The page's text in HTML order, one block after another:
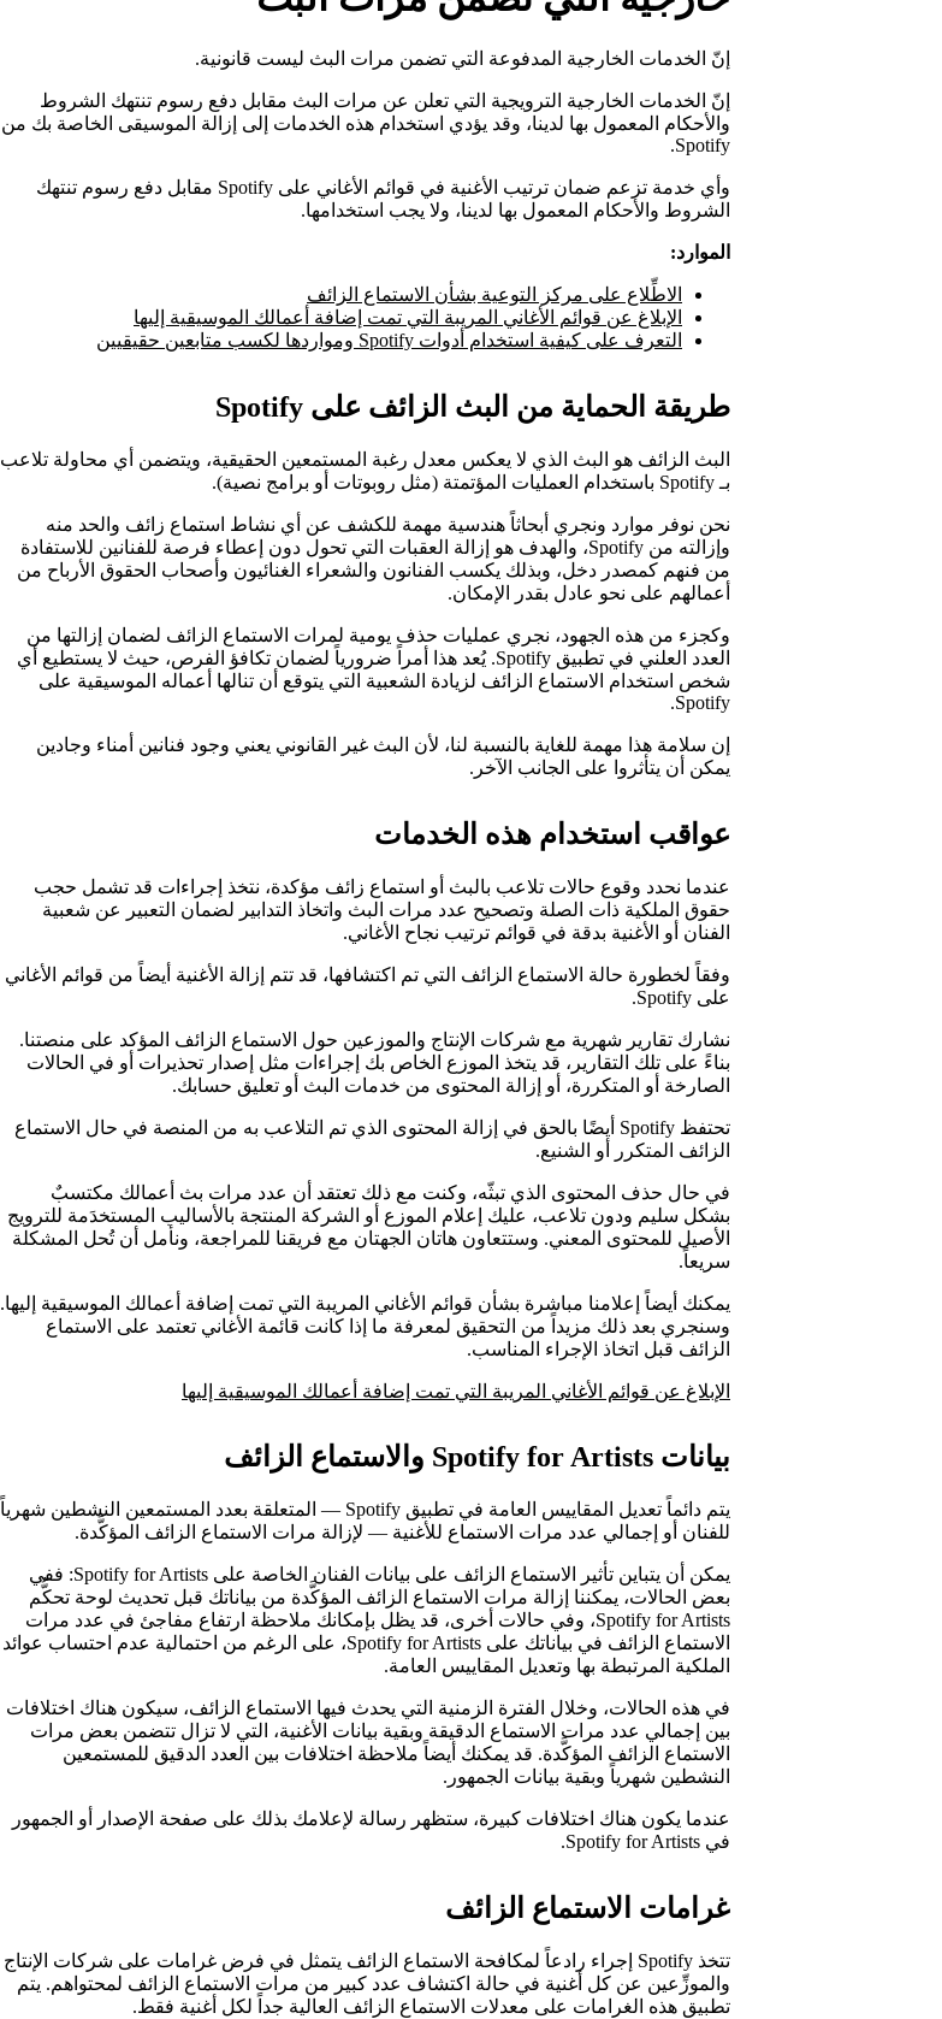
إنّ الخدمات الخارجية المدفوعة التي تضمن مرات البث ليست قانونية.
إنّ الخدمات الخارجية الترويجية التي تعلن عن مرات البث مقابل دفع رسوم تنتهك الشروط
والأحكام المعمول بها لدينا، وقد يؤدي استخدام هذه الخدمات إلى إزالة الموسيقى الخاصة بك من
Spotify.
وأي خدمة تزعم ضمان ترتيب الأغنية في قوائم الأغاني على Spotify مقابل دفع رسوم تنتهك
الشروط والأحكام المعمول بها لدينا، ولا يجب استخدامها.
الموارد:
الاطِّلاع على مركز التوعية بشأن الاستماع الزائف
الإبلاغ عن قوائم الأغاني المريبة التي تمت إضافة أعمالك الموسيقية إليها
التعرف على كيفية استخدام أدوات Spotify ومواردها لكسب متابعين حقيقيين
طريقة الحماية من البث الزائف على Spotify
البث الزائف هو البث الذي لا يعكس معدل رغبة المستمعين الحقيقية، ويتضمن أي محاولة تلاعب
بـ Spotify باستخدام العمليات المؤتمتة (مثل روبوتات أو برامج نصية).
نحن نوفر موارد ونجري أبحاثاً هندسية مهمة للكشف عن أي نشاط استماع زائف والحد منه
وإزالته من Spotify، والهدف هو إزالة العقبات التي تحول دون إعطاء فرصة للفنانين للاستفادة
من فنهم كمصدر دخل، وبذلك يكسب الفنانون والشعراء الغنائيون وأصحاب الحقوق الأرباح من
أعمالهم على نحو عادل بقدر الإمكان.
وكجزء من هذه الجهود، نجري عمليات حذف يومية لمرات الاستماع الزائف لضمان إزالتها من
العدد العلني في تطبيق Spotify. يُعد هذا أمراً ضرورياً لضمان تكافؤ الفرص، حيث لا يستطيع أي
شخص استخدام الاستماع الزائف لزيادة الشعبية التي يتوقع أن تنالها أعماله الموسيقية على
Spotify.
إن سلامة هذا مهمة للغاية بالنسبة لنا، لأن البث غير القانوني يعني وجود فنانين أمناء وجادين
يمكن أن يتأثروا على الجانب الآخر.
عواقب استخدام هذه الخدمات
عندما نحدد وقوع حالات تلاعب بالبث أو استماع زائف مؤكدة، نتخذ إجراءات قد تشمل حجب
حقوق الملكية ذات الصلة وتصحيح عدد مرات البث واتخاذ التدابير لضمان التعبير عن شعبية
الفنان أو الأغنية بدقة في قوائم ترتيب نجاح الأغاني.
وفقاً لخطورة حالة الاستماع الزائف التي تم اكتشافها، قد تتم إزالة الأغنية أيضاً من قوائم الأغاني
على Spotify.
نشارك تقارير شهرية مع شركات الإنتاج والموزعين حول الاستماع الزائف المؤكد على منصتنا.
بناءً على تلك التقارير، قد يتخذ الموزع الخاص بك إجراءات مثل إصدار تحذيرات أو في الحالات
الصارخة أو المتكررة، أو إزالة المحتوى من خدمات البث أو تعليق حسابك.
تحتفظ Spotify أيضًا بالحق في إزالة المحتوى الذي تم التلاعب به من المنصة في حال الاستماع
الزائف المتكرر أو الشنيع.
في حال حذف المحتوى الذي تبثّه، وكنت مع ذلك تعتقد أن عدد مرات بث أعمالك مكتسبٌ
بشكل سليم ودون تلاعب، عليك إعلام الموزع أو الشركة المنتجة بالأساليب المستخدَمة للترويج
الأصيل للمحتوى المعني. وستتعاون هاتان الجهتان مع فريقنا للمراجعة، ونأمل أن تُحل المشكلة
سريعاً.
يمكنك أيضاً إعلامنا مباشرة بشأن قوائم الأغاني المريبة التي تمت إضافة أعمالك الموسيقية إليها.
وسنجري بعد ذلك مزيداً من التحقيق لمعرفة ما إذا كانت قائمة الأغاني تعتمد على الاستماع
الزائف قبل اتخاذ الإجراء المناسب.
الإبلاغ عن قوائم الأغاني المريبة التي تمت إضافة أعمالك الموسيقية إليها
بيانات Spotify for Artists والاستماع الزائف
يتم دائماً تعديل المقاييس العامة في تطبيق Spotify — المتعلقة بعدد المستمعين النشطين شهرياً
للفنان أو إجمالي عدد مرات الاستماع للأغنية — لإزالة مرات الاستماع الزائف المؤكَّدة.
يمكن أن يتباين تأثير الاستماع الزائف على بيانات الفنان الخاصة على Spotify for Artists: ففي
بعض الحالات، يمكننا إزالة مرات الاستماع الزائف المؤكَّدة من بياناتك قبل تحديث لوحة تحكُّم
Spotify for Artists، وفي حالات أخرى، قد يظل بإمكانك ملاحظة ارتفاع مفاجئ في عدد مرات
الاستماع الزائف في بياناتك على Spotify for Artists، على الرغم من احتمالية عدم احتساب عوائد
الملكية المرتبطة بها وتعديل المقاييس العامة.
في هذه الحالات، وخلال الفترة الزمنية التي يحدث فيها الاستماع الزائف، سيكون هناك اختلافات
بين إجمالي عدد مرات الاستماع الدقيقة وبقية بيانات الأغنية، التي لا تزال تتضمن بعض مرات
الاستماع الزائف المؤكَّدة. قد يمكنك أيضاً ملاحظة اختلافات بين العدد الدقيق للمستمعين
النشطين شهرياً وبقية بيانات الجمهور.
عندما يكون هناك اختلافات كبيرة، ستظهر رسالة لإعلامك بذلك على صفحة الإصدار أو الجمهور
في Spotify for Artists.
غرامات الاستماع الزائف
تتخذ Spotify إجراء رادعاً لمكافحة الاستماع الزائف يتمثل في فرض غرامات على شركات الإنتاج
والموزِّعين عن كل أغنية في حالة اكتشاف عدد كبير من مرات الاستماع الزائف لمحتواهم. يتم
تطبيق هذه الغرامات على معدلات الاستماع الزائف العالية جداً لكل أغنية فقط.